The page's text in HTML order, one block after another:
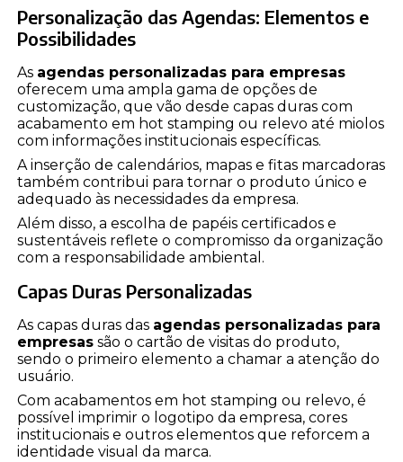
Personalização das Agendas: Elementos e
Possibilidades
As agendas personalizadas para empresas
oferecem uma ampla gama de opções de
customização, que vão desde capas duras com
acabamento em hot stamping ou relevo até miolos
com informações institucionais específicas.
A inserção de calendários, mapas e fitas marcadoras
também contribui para tornar o produto único e
adequado às necessidades da empresa.
Além disso, a escolha de papéis certificados e
sustentáveis reflete o compromisso da organização
com a responsabilidade ambiental.
Capas Duras Personalizadas
As capas duras das agendas personalizadas para
empresas são o cartão de visitas do produto,
sendo o primeiro elemento a chamar a atenção do
usuário.
Com acabamentos em hot stamping ou relevo, é
possível imprimir o logotipo da empresa, cores
institucionais e outros elementos que reforcem a
identidade visual da marca.